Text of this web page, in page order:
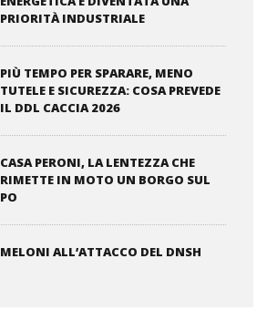
PRIORITÀ INDUSTRIALE
PIÙ TEMPO PER SPARARE, MENO
TUTELE E SICUREZZA: COSA PREVEDE
IL DDL CACCIA 2026
CASA PERONI, LA LENTEZZA CHE
RIMETTE IN MOTO UN BORGO SUL
PO
MELONI ALL’ATTACCO DEL DNSH